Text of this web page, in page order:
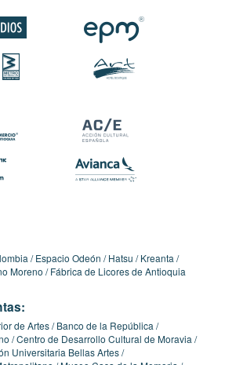
Espacio Odeón Hatsu
Kreanta
Moreno
Fábrica de Licores de Antioquia
de Artes
Banco de la República
Centro de Desarrollo Cultural de Moravia
Universitaria Bellas Artes